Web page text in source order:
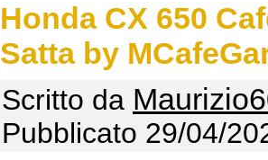
Honda CX 650
Satta by
Scritto da
Pubblicato 29/04/